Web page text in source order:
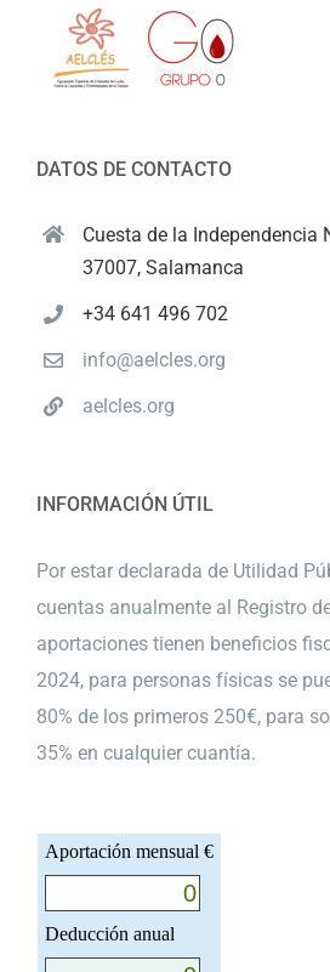
DATOS DE CONTACTO
Cuesta de la Independencia
37007, Salamanca
+34 641 496 702
info@aelcles.org
aelcles.org
INFORMACIÓN ÚTIL
Por estar declarada de Utilidad
cuentas anualmente al Registro
aportaciones tienen beneficios
2024, para personas físicas se
80% de los primeros 250€, para
35% en cualquier cuantía.